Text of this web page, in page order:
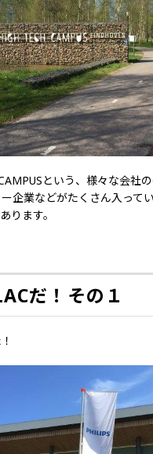
という、様々な会社
企業などがたくさん入って
ります。
だ！その１